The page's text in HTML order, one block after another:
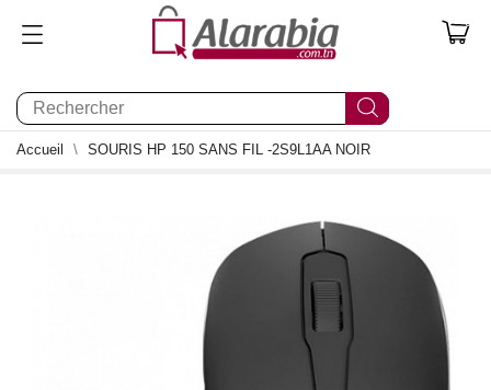
0
Accueil SOURIS HP 150 SANS FIL -2S9L1AA NOIR